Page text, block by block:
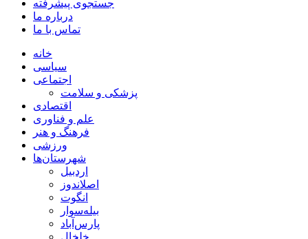
جستجوی پیشرفته
درباره ما
تماس با ما
خانه
سیاسی
اجتماعی
پزشکی و سلامت
اقتصادی
علم و فناوری
فرهنگ و هنر
ورزشی
شهرستان‌ها
اردبیل
اصلاندوز
انگوت
بیله‌سوار
پارس‌آباد
خلخال